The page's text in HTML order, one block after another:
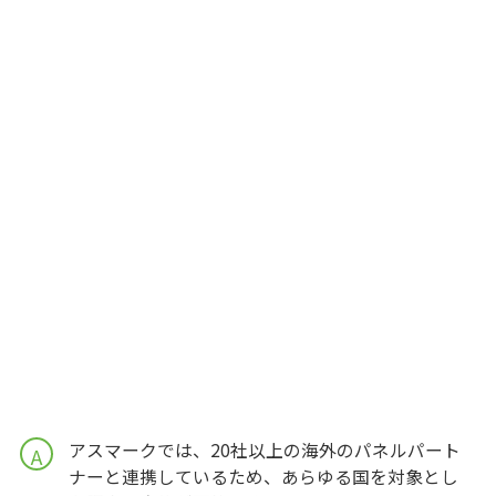
A
アスマークでは、20社以上の海外のパネルパート
ナーと連携しているため、あらゆる国を対象とし